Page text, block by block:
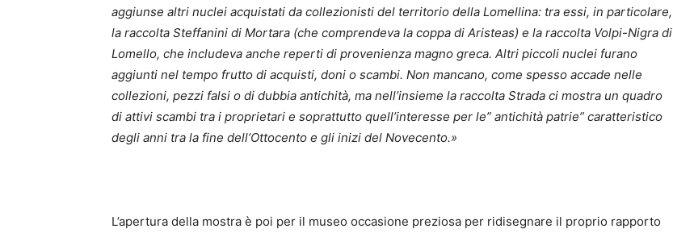
aggiunse altri nuclei acquistati da collezionisti del territorio della Lomellina: tra essi, in particolare,
la raccolta Steffanini di Mortara (che comprendeva la coppa di Aristeas) e la raccolta Volpi-Nigra di
Lomello, che includeva anche reperti di provenienza magno greca. Altri piccoli nuclei furano
aggiunti nel tempo frutto di acquisti, doni o scambi. Non mancano, come spesso accade nelle
collezioni, pezzi falsi o di dubbia antichità, ma nell’insieme la raccolta Strada ci mostra un quadro
di attivi scambi tra i proprietari e soprattutto quell’interesse per le” antichità patrie” caratteristico
degli anni tra la fine dell’Ottocento e gli inizi del Novecento.»
L’apertura della mostra è poi per il museo occasione preziosa per ridisegnare il proprio rapporto